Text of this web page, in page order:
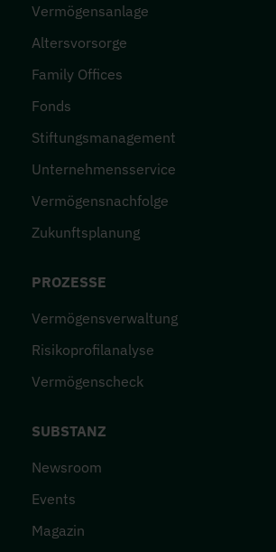
Vermögensanlage
Altersvorsorge
Family Offices
Fonds
Stiftungsmanagement
Unternehmensservice
Vermögensnachfolge
Zukunftsplanung
PROZESSE
Vermögensverwaltung
Risikoprofilanalyse
Vermögenscheck
SUBSTANZ
Newsroom
Events
Magazin